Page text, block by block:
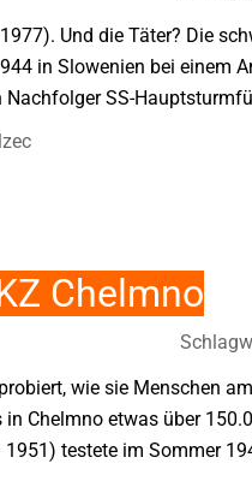
Und die Täter? Die
in Slowenien bei einem
SS-
Chelmno
wie sie Menschen
Chelmno etwas über
testete im Sommer